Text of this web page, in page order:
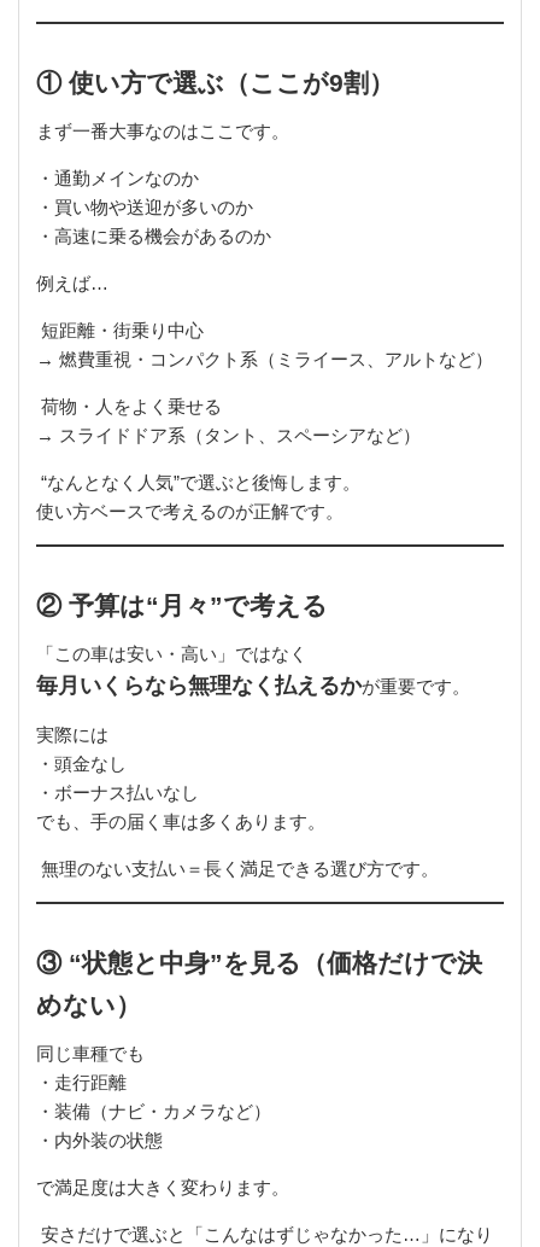
① 使い方で選ぶ（ここが9割）
まず一番大事なのはここです。
・通勤メインなのか
・買い物や送迎が多いのか
・高速に乗る機会があるのか
例えば…
短距離・街乗り中心
→ 燃費重視・コンパクト系（ミライース、アルトなど）
荷物・人をよく乗せる
→ スライドドア系（タント、スペーシアなど）
“なんとなく人気”で選ぶと後悔します。
使い方ベースで考えるのが正解です。
② 予算は“月々”で考える
「この車は安い・高い」ではなく
毎月いくらなら無理なく払えるかが重要です。
実際には
・頭金なし
・ボーナス払いなし
でも、手の届く車は多くあります。
無理のない支払い＝長く満足できる選び方です。
③ “状態と中身”を見る（価格だけで決
めない）
同じ車種でも
・走行距離
・装備（ナビ・カメラなど）
・内外装の状態
で満足度は大きく変わります。
安さだけで選ぶと「こんなはずじゃなかった…」になり